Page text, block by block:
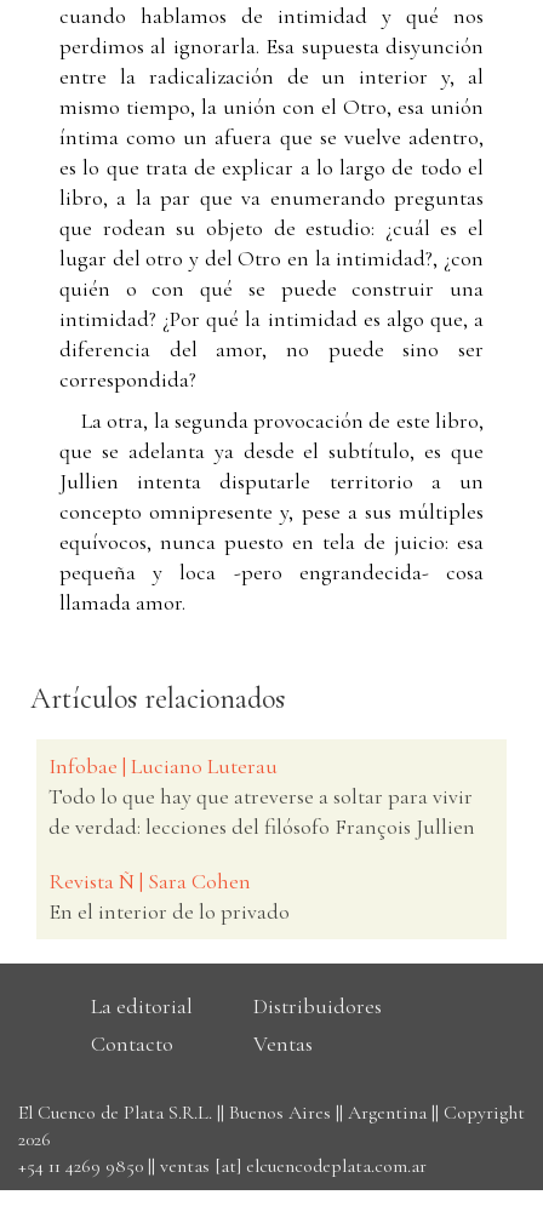
cuando hablamos de intimidad y qué nos
perdimos al ignorarla. Esa supuesta disyunción
entre la radicalización de un interior y, al
mismo tiempo, la unión con el Otro, esa unión
íntima como un afuera que se vuelve adentro,
es lo que trata de explicar a lo largo de todo el
libro, a la par que va enumerando preguntas
que rodean su objeto de estudio: ¿cuál es el
lugar del otro y del Otro en la intimidad?, ¿con
quién o con qué se puede construir una
intimidad? ¿Por qué la intimidad es algo que, a
diferencia del amor, no puede sino ser
correspondida?
La otra, la segunda provocación de este libro,
que se adelanta ya desde el subtítulo, es que
Jullien intenta disputarle territorio a un
concepto omnipresente y, pese a sus múltiples
equívocos, nunca puesto en tela de juicio: esa
pequeña y loca -pero engrandecida- cosa
llamada amor.
Artículos relacionados
Infobae | Luciano Luterau
Todo lo que hay que atreverse a soltar para vivir
de verdad: lecciones del filósofo François Jullien
Revista Ñ | Sara Cohen
En el interior de lo privado
La editorial
Distribuidores
Contacto
Ventas
El Cuenco de Plata S.R.L. || Buenos Aires || Argentina || Copyright
2026
+54 11 4269 9850 || ventas [at] elcuencodeplata.com.ar